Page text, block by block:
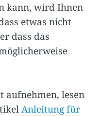
kann, wird Ihnen
etwas nicht
dass das
aufnehmen, lesen
Anleitung für